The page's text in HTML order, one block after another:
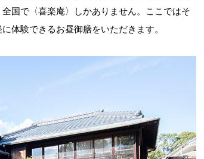
国で〈喜楽庵〉しかありません。ここではそ
体験できるお昼御膳をいただきます。